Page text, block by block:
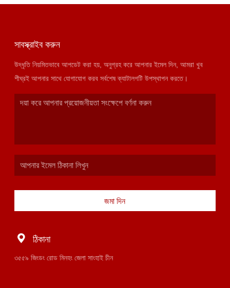
সাবস্ক্রাইব করুন
উদ্ধৃতি নিয়মিতভাবে আপডেট করা হয়, অনুগ্রহ করে আপনার ইমেল দিন, আমরা খুব
শীঘ্রই আপনার সাথে যোগাযোগ করব সর্বশেষ ক্যাটালগটি উপস্থাপন করতে।
জমা দিন
ঠিকানা
৩৫৫৯ জিংডং রোড মিনহং জেলা সাংহাই চীন